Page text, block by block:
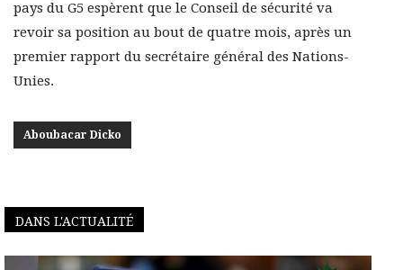
pays du G5 espèrent que le Conseil de sécurité va
revoir sa position au bout de quatre mois, après un
premier rapport du secrétaire général des Nations-
Unies.
Aboubacar Dicko
DANS L'ACTUALITÉ